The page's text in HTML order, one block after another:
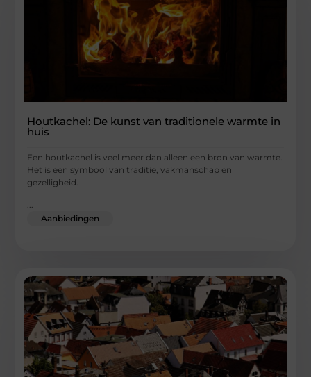
Houtkachel: De kunst van traditionele warmte in
huis
Een houtkachel is veel meer dan alleen een bron van warmte.
Het is een symbool van traditie, vakmanschap en
gezelligheid.
...
Aanbiedingen